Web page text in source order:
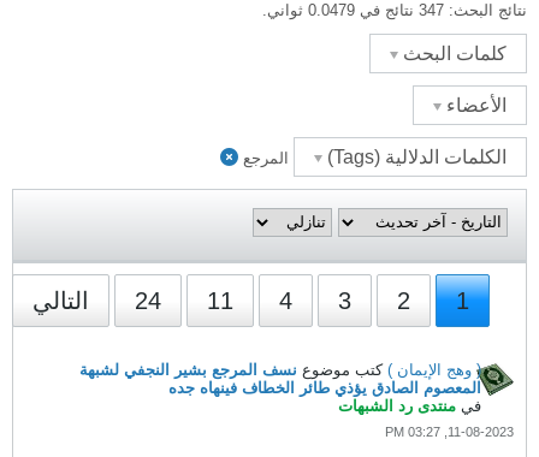
نتائج البحث:
كلمات البحث
الأعضاء
الكلمات الدلالية (Tags) المرجع
1
2
3
4
11
24 التالي
( وهج الإيمان ) كتب موضوع نسف المرجع بشير النجفي لشبهة
المعصوم الصادق يؤذي طائر الخطاف فينهاه جده
في منتدى رد الشبهات
11-08-2023, 03:27 PM